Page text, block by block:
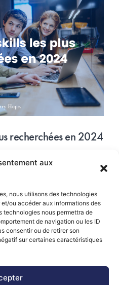
aux
nous utilisons des technologies
ou accéder aux informations des
technologies nous permettra de
de navigation ou les ID
consentir ou de retirer son
sur certaines caractéristiques
recherchées en 2024